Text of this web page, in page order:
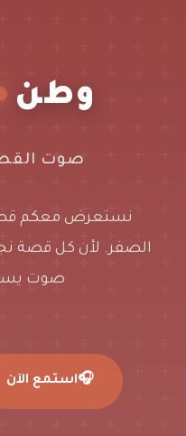
وطن
صوت
نستعرض معكم
الصفر. لأن كل قصة
صوت
🎧استمع الآن